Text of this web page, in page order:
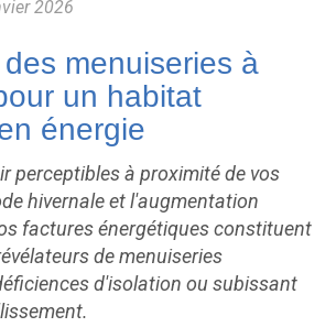
2026
menuiseries à
un habitat
énergie
perceptibles à proximité de vos
hivernale et l'augmentation
factures énergétiques constituent
de menuiseries
d'isolation ou subissant